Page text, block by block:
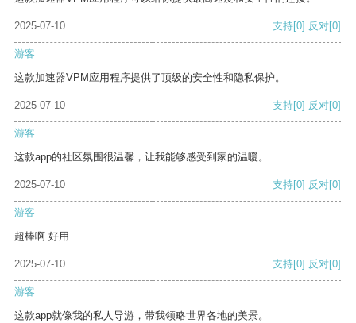
2025-07-10 支持[0] 反对[0]
游客
这款加速器VPM应用程序提供了顶级的安全性和隐私保护。
2025-07-10 支持[0] 反对[0]
游客
这款app的社区氛围很温馨，让我能够感受到家的温暖。
2025-07-10 支持[0] 反对[0]
游客
超棒啊 好用
2025-07-10 支持[0] 反对[0]
游客
这款app就像我的私人导游，带我领略世界各地的美景。